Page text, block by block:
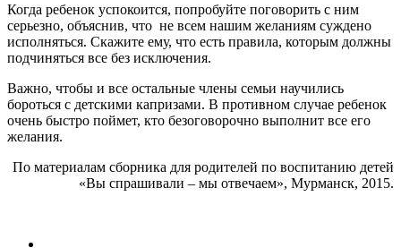
Когда ребенок успокоится, попробуйте поговорить с ним
серьезно, объяснив, что не всем нашим желаниям суждено
исполняться. Скажите ему, что есть правила, которым должны
подчиняться все без исключения.
Важно, чтобы и все остальные члены семьи научились
бороться с детскими капризами. В противном случае ребенок
очень быстро поймет, кто безоговорочно выполнит все его
желания.
По материалам сборника для родителей по воспитанию детей
«Вы спрашивали – мы отвечаем», Мурманск, 2015.